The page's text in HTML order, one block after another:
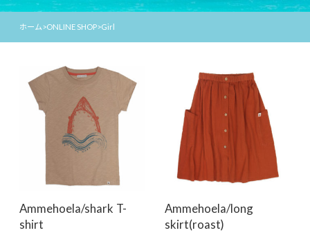
ホーム>ONLINE SHOP>Girl
Ammehoela/shark T-
shirt
Ammehoela/long
skirt(roast)